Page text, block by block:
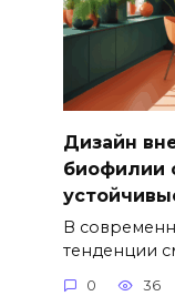
Дизайн
биофилии
В
тенденции
0 36